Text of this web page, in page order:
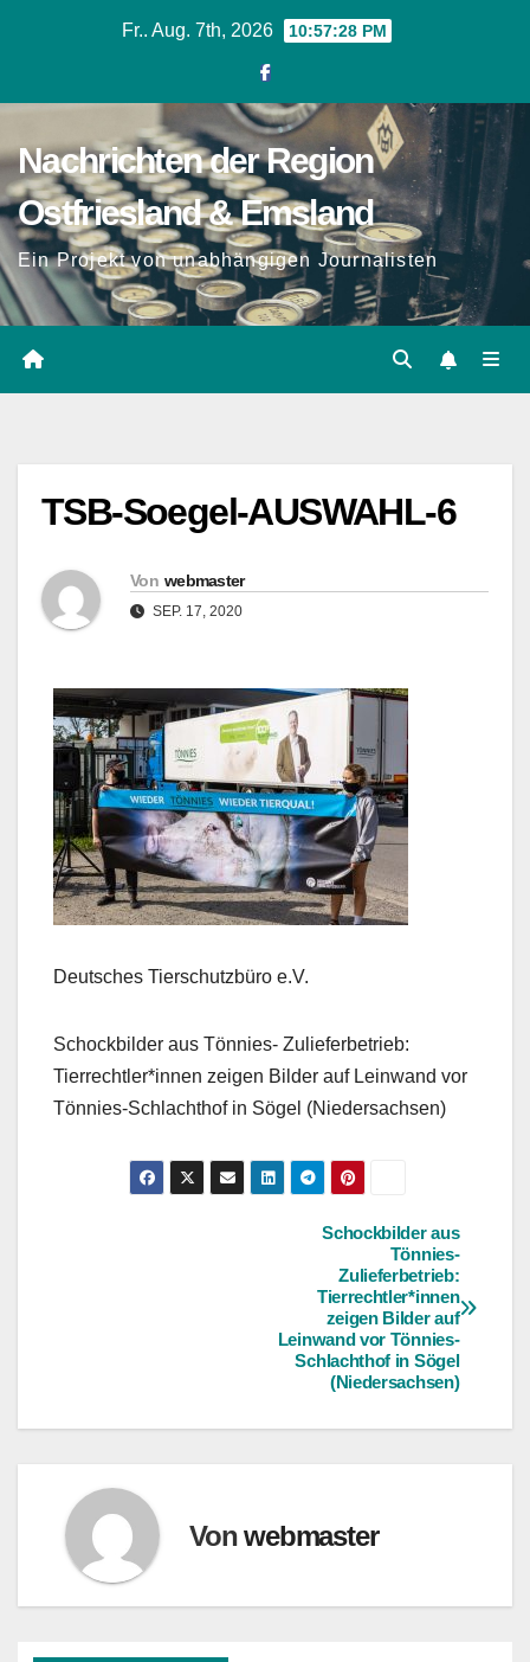
Fr.. Aug. 7th, 2026 10:57:29 PM
Nachrichten der Region
Ostfriesland & Emsland
Ein Projekt von unabhängigen Journalisten
TSB-Soegel-AUSWAHL-6
Von webmaster
SEP. 17, 2020
Deutsches Tierschutzbüro e.V.
Schockbilder aus Tönnies- Zulieferbetrieb:
Tierrechtler*innen zeigen Bilder auf Leinwand vor
Tönnies-Schlachthof in Sögel (Niedersachsen)
BeitragsnavigationSchockbilder aus
Tönnies-
Zulieferbetrieb:
Tierrechtler*innen
zeigen Bilder auf
Leinwand vor Tönnies-
Schlachthof in Sögel
(Niedersachsen)
Vonwebmaster